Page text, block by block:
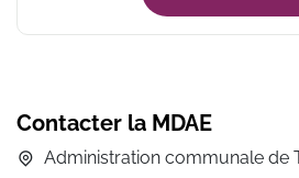
Contacter la MDAE
Administration communale de